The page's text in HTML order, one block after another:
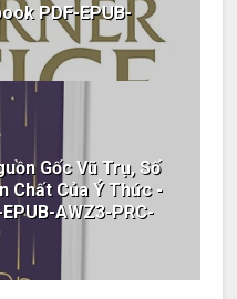
PDF-EPUB-
Gốc Vũ Trụ, Số
Chất Của Ý Thức -
AWZ3-PRC-